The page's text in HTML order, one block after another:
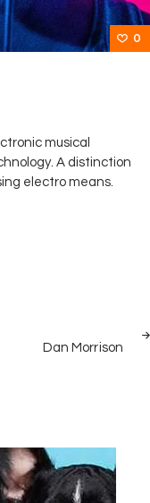
0
musical
A distinction
electro means.
Dan Morrison